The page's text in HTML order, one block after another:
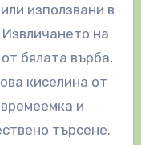
използвани в
на
бялата върба,
киселина от
и
търсене.